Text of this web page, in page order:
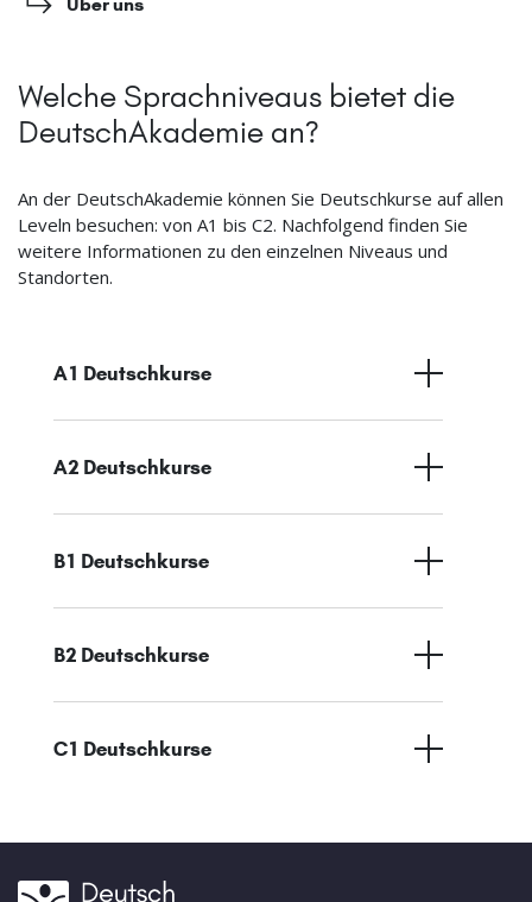
Über uns
Welche Sprachniveaus bietet die
DeutschAkademie an?
An der DeutschAkademie können Sie Deutschkurse auf allen
Leveln besuchen: von A1 bis C2. Nachfolgend finden Sie
weitere Informationen zu den einzelnen Niveaus und
Standorten.
A1 Deutschkurse
A2 Deutschkurse
B1 Deutschkurse
B2 Deutschkurse
C1 Deutschkurse